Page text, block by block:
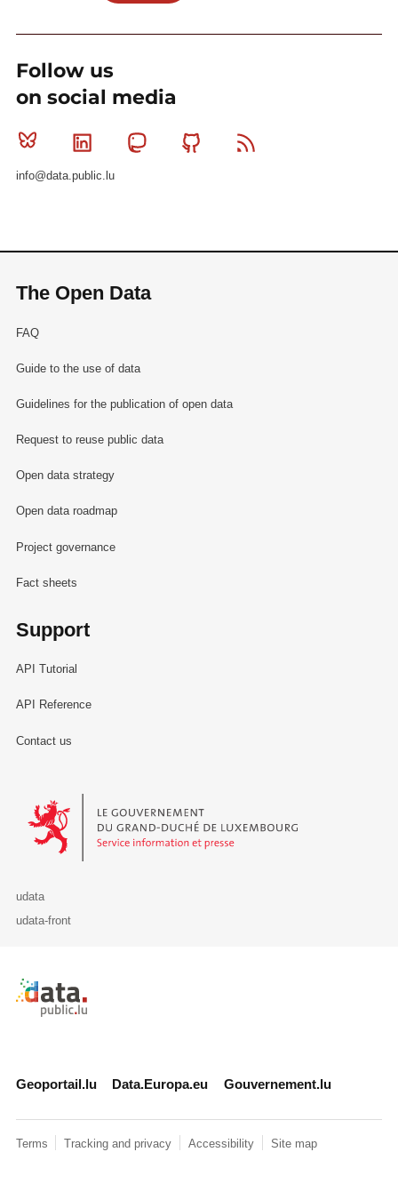
Follow us
on social media
Bluesky Linkedin MastodonGithub
info@data.public.lu
The Open Data
FAQ
Guide to the use of data
Guidelines for the publication of open data
Request to reuse public data
Open data strategy
Open data roadmap
Project governance
Fact sheets
Support
API Tutorial
API Reference
Contact us
Le Gouvernement du Grand-Duché de Luxembourg - Service
udata
udata-front
Retour à l'accueil de data.public.lu
Geoportail.lu Data.Europa.eu Gouvernement.lu
Terms Tracking and privacy Accessibility Site map